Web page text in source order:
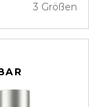
3 Größen